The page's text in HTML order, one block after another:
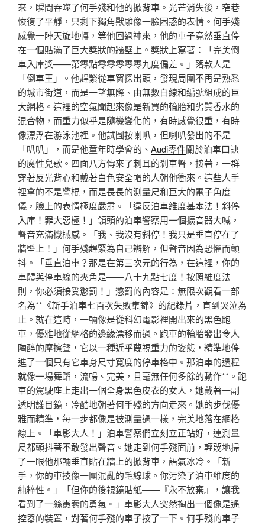
來，瞬間吞噬了何手殘和他的掀背車。光芒消失後，窄巷
恢復了平靜，只剩下獨角獸雕像一臉困惑的表情。何手殘
感覺一陣天旋地轉，等他回過神來，他的車子竟然垂直停
在一個貼滿了巨大獎狀的牆壁上。獎狀上寫著：「完美倒
車入庫獎——第零點零零零零零九度偏差。」落款人是
「倒車王」。他趕緊從車窗探出頭，發現周圍不再是熟悉
的城市街道，而是一望無際、由無數白線和編號組成的巨
大網格。這裡的空氣聞起來像是新買的輪胎和劣質香水的
混合物，而重力似乎是隨機變化的，有時感覺很重，有時
像漂浮在游泳池裡。他試圖按喇叭，但喇叭發出的不是
「叭叭」，而是他童年時學會的、 Audi零件關於泊車口訣
的魔性兒歌。四面八方傳來了刺耳的剎車聲，接著，一群
穿著反光背心和戴著白色安全帽的人朝他衝來。這些人手
裡拿的不是警棍，而是長長的測量尺和巨大的電子角度
儀，臉上的表情極度嚴肅。「違反泊車維度基本法！斜停
入庫！罪大惡極！」領頭的泊車警察用一個擴音器大喊，
聲音充滿機械感。「我、我沒有斜停！我只是垂直停在了
牆壁上！」何手殘趕緊為自己辯解，但聲音因為恐懼而顫
抖。「垂直泊車？那是在第三次元的行為，在這裡，你的
車體與停車線的夾角是——八十九點七度！按照維度法
則，你必須接受懲罰！」懲罰的內容是：無限次觀看一部
名為**《新手泊車七百次失敗集錦》的紀錄片，直到哭泣為
止。就在這時，一輛像是從科幻電影裡開出來的黑色跑
車，優雅地從網格的邊緣漂移而過。跑車的輪胎發出令人
陶醉的摩擦聲，它以一種近乎蔑視重力的姿態，精準地停
進了一個只有它車身尺寸寬度的停車格中。那泊車的過程
就像一場舞蹈，流暢、完美，且毫無任何多餘的動作**。跑
車的駕駛座上走出一個全身黑色皮衣的女人，她戴著一副
透明護目鏡，冷酷地朝著何手殘的方向走來。她的步伐優
雅而精準，每一步都像是被測量過一樣，完美地落在網格
線上。「車影大人！」泊車警察們立刻立正站好，連測量
尺都顫抖著不敢發出聲音。她走到何手殘面前，輕蔑地掃
了一眼他那輛垂直貼在牆上的掀背車，語氣冰冷。「新
手，你的車技像一團混亂的毛線球。你污染了泊車維度的
純粹性。」「但你的後視鏡貼紙——『永不放棄』，讓我
看到了一絲愚蠢的勇氣。」車影大人突然掏出一個像是遙
控器的裝置，對著何手殘的車子按了一下。何手殘的車子